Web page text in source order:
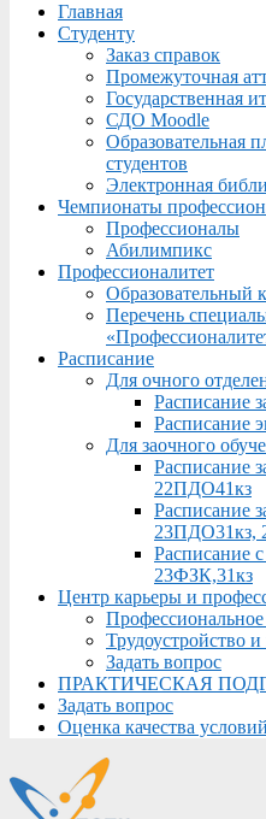
Menu
Главная
Студенту
Заказ справок
Промежуточная
Государственная
СДО Moodle
Образовательная
студентов
Электронная
Чемпионаты
Профессионалы
Абилимпикс
Профессионалитет
Образовательный
Перечень
Расписание
Для очного
Расписание
Расписание
Для заочного
Расписание
22ПДО41кз
Расписание
23ПДО31кз,
Расписание
23ФЗК,31кз
Центр карьеры и
Трудоустройство и
Задать вопрос
ПРАКТИЧЕСКАЯ
Задать вопрос
Оценка качества